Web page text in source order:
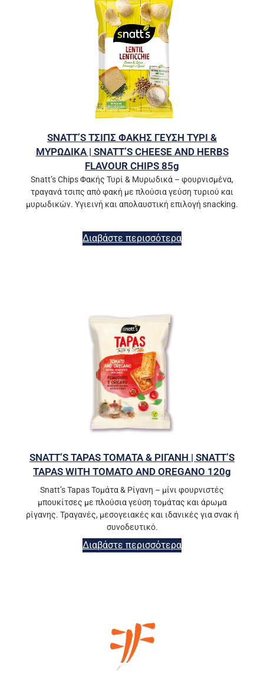
SNATT’S ΤΣΙΠΣ ΦΑΚΗΣ ΓΕΥΣΗ ΤΥΡΙ &
ΜΥΡΩΔΙΚΑ | SNATT’S CHEESE AND HERBS
FLAVOUR CHIPS 85g
Snatt’s Chips Φακής Τυρί & Μυρωδικά – φουρνισμένα,
τραγανά τσιπς από φακή με πλούσια γεύση τυριού και
μυρωδικών. Υγιεινή και απολαυστική επιλογή snacking.
Διαβάστε περισσότερα
SNATT’S TAPAS ΤΟΜΑΤΑ & ΡΙΓΑΝΗ | SNATT’S
TAPAS WITH TOMATO AND OREGANO 120g
Snatt’s Tapas Τομάτα & Ρίγανη – μίνι φουρνιστές
μπουκίτσες με πλούσια γεύση τομάτας και άρωμα
ρίγανης. Τραγανές, μεσογειακές και ιδανικές για σνακ ή
συνοδευτικό.
Διαβάστε περισσότερα